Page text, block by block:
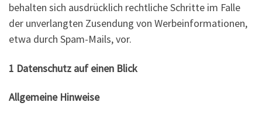
behalten sich ausdrücklich rechtliche Schritte im Falle
der unverlangten Zusendung von Werbeinformationen,
etwa durch Spam-Mails, vor.
1 Datenschutz auf einen Blick
Allgemeine Hinweise